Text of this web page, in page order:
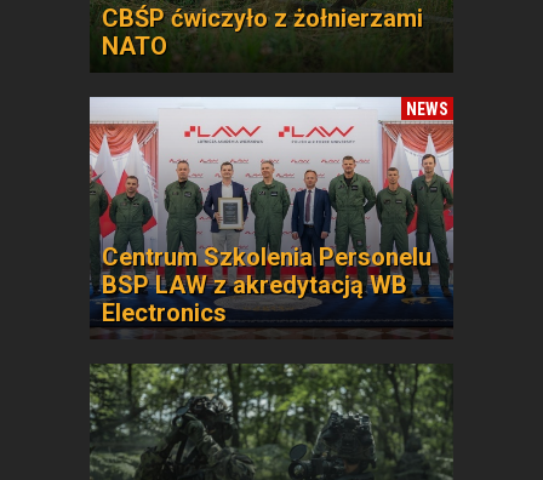
CBŚP ćwiczyło z żołnierzami
NATO
NEWS
Centrum Szkolenia Personelu
BSP LAW z akredytacją WB
Electronics